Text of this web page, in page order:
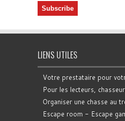
LIENS UTILES
Votre prestataire pour
Pour les lecteurs,
Organiser une chasse au
Escape room - Escape